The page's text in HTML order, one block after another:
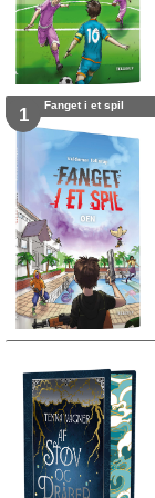
1 Fanget i et spil